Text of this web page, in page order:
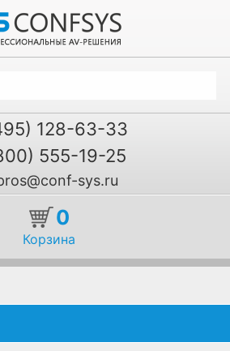
128-63-33
555-19-25
sys.ru
0
Корзина